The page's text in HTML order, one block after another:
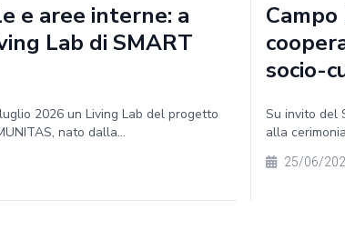
e aree interne: a
Lab di SMART
2026 un Living Lab del progetto
nato dalla...
socio-
Su invito del
alla
25/06/